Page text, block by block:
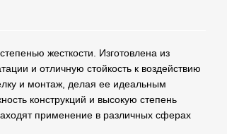
жесткости. Изготовлена из
и отличную стойкость к воздействию
и монтаж, делая ее идеальным
конструкций и высокую степень
применение в различных сферах